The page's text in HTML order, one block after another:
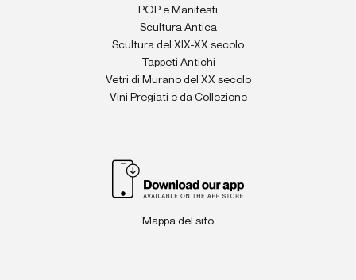
POP e Manifesti
Scultura Antica
Scultura del XIX-XX secolo
Tappeti Antichi
Vetri di Murano del XX secolo
Vini Pregiati e da Collezione
Mappa del sito